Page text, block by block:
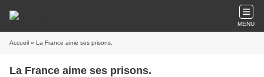
MENU
Accueil » La France aime ses prisons.
La France aime ses prisons.